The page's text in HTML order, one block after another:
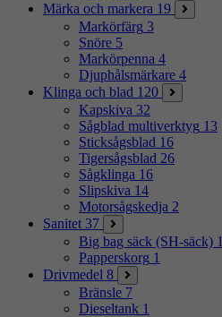
Märka och markera 19
Markörfärg 3
Snöre 5
Markörpenna 4
Djuphålsmärkare 4
Klinga och blad 120
Kapskiva 32
Sågblad multiverktyg 13
Sticksågsblad 16
Tigersågsblad 26
Sågklinga 16
Slipskiva 14
Motorsågskedja 2
Sanitet 37
Big bag säck (SH-säck) 1
Papperskorg 1
Drivmedel 8
Bränsle 7
Dieseltank 1